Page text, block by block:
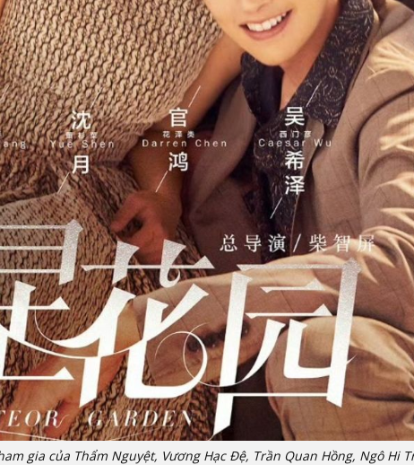
gia của Thẩm Nguyệt, Vương Hạc Đệ, Trần Quan Hồng, Ngô Hi